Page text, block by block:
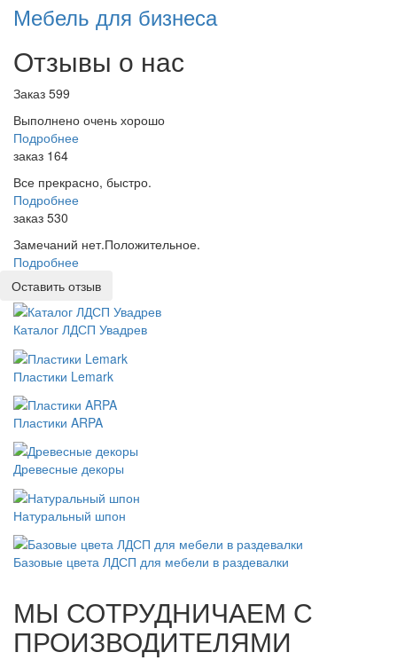
Мебель для бизнеса
Отзывы о нас
Заказ 599
Выполнено очень хорошо
Подробнее
заказ 164
Все прекрасно, быстро.
Подробнее
заказ 530
Замечаний нет.Положительное.
Подробнее
Оставить отзыв
Каталог ЛДСП Увадрев
Пластики Lemark
Пластики ARPA
Древесные декоры
Натуральный шпон
Базовые цвета ЛДСП для мебели в раздевалки
МЫ СОТРУДНИЧАЕМ С
ПРОИЗВОДИТЕЛЯМИ